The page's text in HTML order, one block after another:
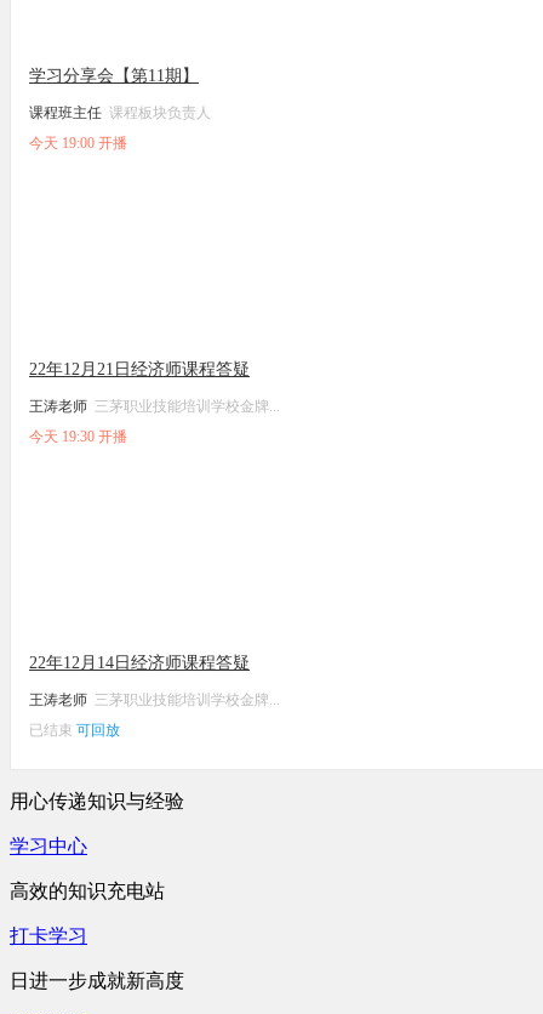
学习分享会【第11期】
课程班主任 课程板块负责人
今天 19:00 开播
22年12月21日经济师课程答疑
王涛老师 三茅职业技能培训学校金牌...
今天 19:30 开播
22年12月14日经济师课程答疑
王涛老师 三茅职业技能培训学校金牌...
已结束 可回放
用心传递知识与经验
学习中心
高效的知识充电站
打卡学习
日进一步成就新高度